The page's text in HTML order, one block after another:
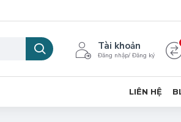
Tài khoản
Đăng nhập/ Đăng ký
LIÊN HỆ